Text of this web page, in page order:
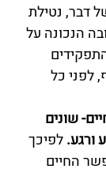
דבר, נטילת
הנכונה על
לפני כל
שונים
ורגע. לפיכך
החיים